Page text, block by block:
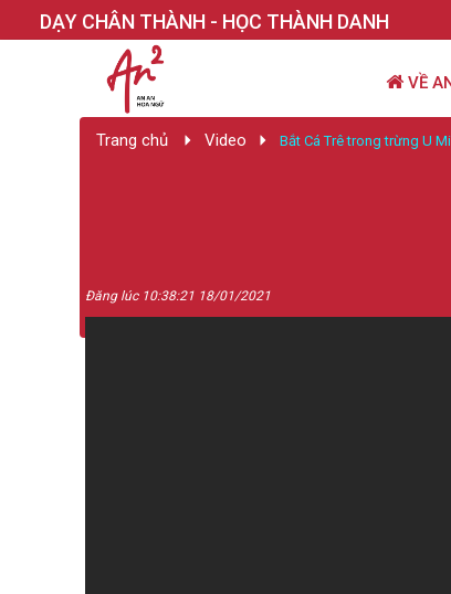
DẠY CHÂN THÀNH - HỌC THÀNH DANH
VỀ
Trang chủ Video Bắt Cá Trê trong trừng U
Đăng lúc 10:38:21 18/01/2021